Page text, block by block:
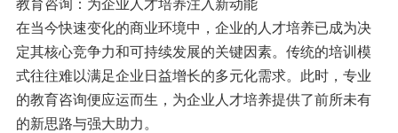
在当今快速变化的商业环境中，企业的人才培养已成为决
定其核心竞争力和可持续发展的关键因素。传统的培训模
式往往难以满足企业日益增长的多元化需求。此时，专业
的教育咨询便应运而生，为企业人才培养提供了前所未有
的新思路与强大助力。